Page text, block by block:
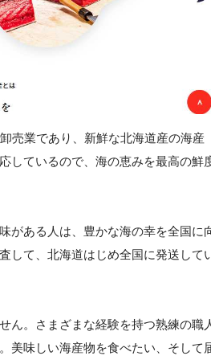
売業であり、新鮮な北海道産の海産
しているので、海の恵みを最高の鮮
がある人は、豊かな海の幸を全国に
して、北海道はじめ全国に発送して
ん。さまざまな経験を持つ熟練の職
美味しい海産物を食べたい、そして